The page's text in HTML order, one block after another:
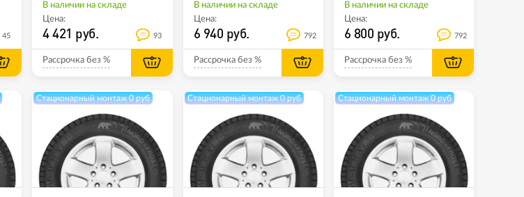
45
В наличии на складе
Цена:
4 421 руб. 93
Рассрочка без %
В наличии на складе
Цена:
6 940 руб. 792
Рассрочка без %
В наличии на складе
Цена:
6 800 руб. 792
Рассрочка без %
Стационарный монтаж 0 руб Стационарный монтаж 0 руб Стационарный монтаж 0 руб